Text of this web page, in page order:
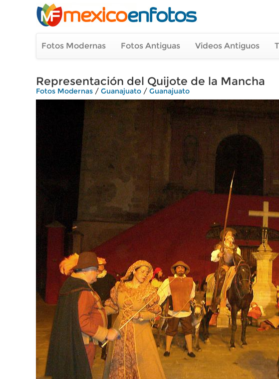
Fotos Modernas Fotos Antiguas Videos Antiguos
Representación del Quijote de la Mancha
Fotos Modernas / Guanajuato / Guanajuato